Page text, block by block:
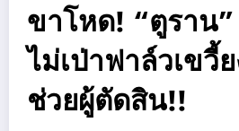
ขาโหด! “ตูราน
ไม่เป่าฟาล์วเขวี้
ช่วยผู้ตัดสิน!!